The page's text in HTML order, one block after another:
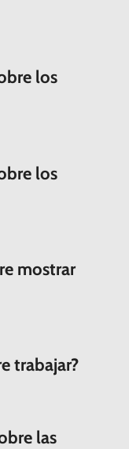
los
los
mostrar
trabajar?
las